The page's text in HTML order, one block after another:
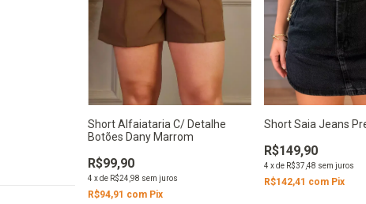
Short Alfaiataria C/ Detalhe
Botões Dany Marrom
R$99,90
4 xde R$24,98 sem juros
R$94,91 com Pix
Short Saia Jeans
R$149,90
4 xde R$37,48 sem juros
R$142,41 com Pix